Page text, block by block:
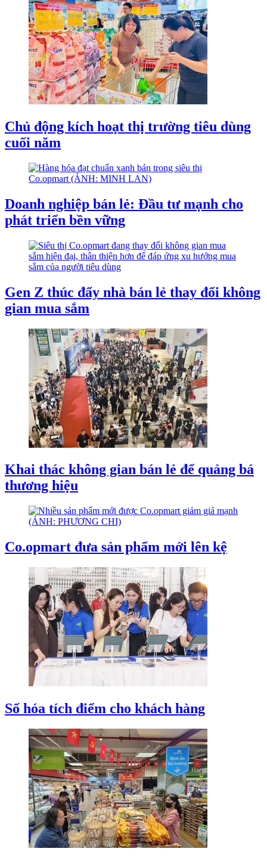
Chủ động kích hoạt thị trường tiêu dùng
cuối năm
Doanh nghiệp bán lẻ: Đầu tư mạnh cho
phát triển bền vững
Gen Z thúc đẩy nhà bán lẻ thay đổi không
gian mua sắm
Khai thác không gian bán lẻ để quảng bá
thương hiệu
Co.opmart đưa sản phẩm mới lên kệ
Số hóa tích điểm cho khách hàng